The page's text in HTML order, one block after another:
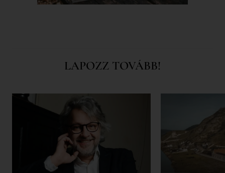
LAPOZZ TOVÁBB!